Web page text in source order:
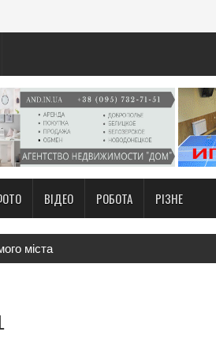
ВІДЕО РОБОТА РІЗНЕ
міста